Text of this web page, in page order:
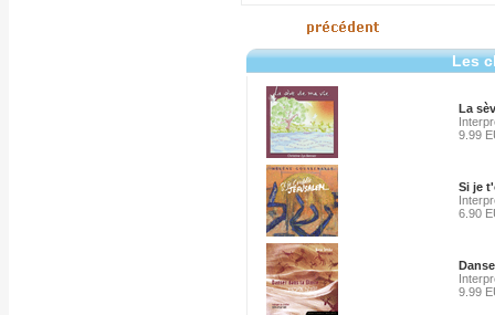
Les
La
9.99
Si je
6.90
9.99